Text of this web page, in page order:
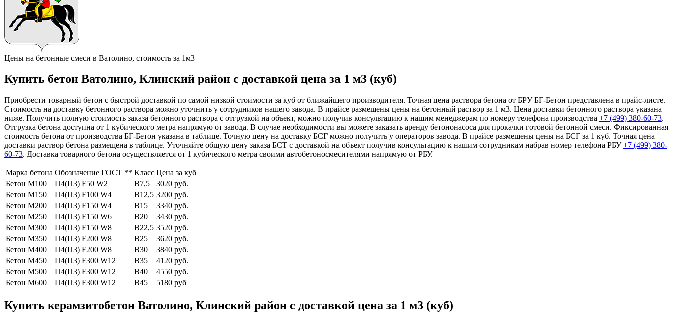
Цены на бетонные смеси в Ватолино, стоимость за 1м3
Купить бетон Ватолино, Клинский район с доставкой цена за 1 м3 (куб)
Приобрести товарный бетон с быстрой доставкой по самой низкой стоимости за куб от ближайшего производителя. Точная цена раствора бетона от БРУ БГ-Бетон представлена в прайс-листе.
Стоимость на доставку бетонного раствора можно уточнить у сотрудников нашего завода. В прайсе размещены цены на бетонный раствор за 1 м3. Цена доставки бетонного раствора указана
ниже. Получить полную стоимость заказа бетонного раствора с отгрузкой на объект, можно получив консультацию к нашим менеджерам по номеру телефона производства +7 (499) 380-60-73.
Отгрузка бетона доступна от 1 кубического метра напрямую от завода. В случае необходимости вы можете заказать аренду бетононасоса для прокачки готовой бетонной смеси. Фиксированная
стоимость бетона от производства БГ-Бетон указана в таблице. Точную цену на доставку БСГ можно получить у операторов завода. В прайсе размещены цены на БСГ за 1 куб. Точная цена
доставки раствор бетона размещена в таблице. Уточняйте общую цену заказа БСТ с доставкой на объект получив консультацию к нашим сотрудникам набрав номер телефона РБУ+7 (499) 380-
60-73. Доставка товарного бетона осуществляется от 1 кубического метра своими автобетоносмесителями напрямую от РБУ.
Марка бетона Обозначение ГОСТ ** Класс Цена за куб
Бетон М100
П4(П3) F50 W2 В7,5
3020 руб.
Бетон М150
П4(П3) F100 W4 В12,5 3200 руб.
Бетон М200
П4(П3) F150 W4 В15
3340 руб.
Бетон М250
П4(П3) F150 W6 В20
3430 руб.
Бетон М300
П4(П3) F150 W8 В22,5 3520 руб.
Бетон М350
П4(П3) F200 W8 В25
3620 руб.
Бетон М400
П4(П3) F200 W8 В30
3840 руб.
Бетон М450
П4(П3) F300 W12 В35
4120 руб.
Бетон М500
П4(П3) F300 W12 В40
4550 руб.
Бетон М600
П4(П3) F300 W12 В45 5180 руб
Купить керамзитобетон Ватолино, Клинский район с доставкой цена за 1 м3 (куб)